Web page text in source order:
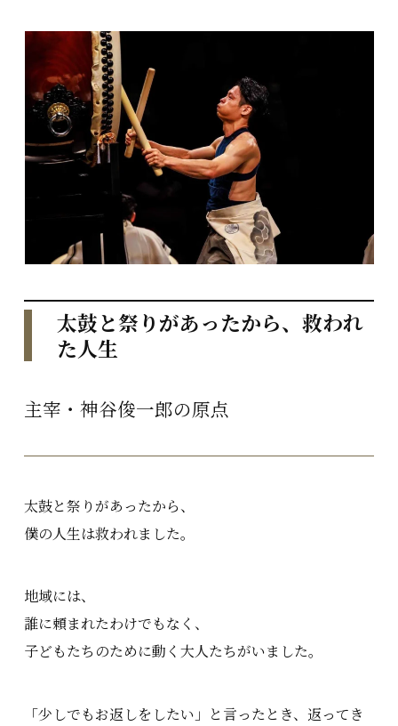
太鼓と祭りがあったから、救われ
た人生
主宰・神谷俊一郎の原点
太鼓と祭りがあったから、
僕の人生は救われました。
地域には、
誰に頼まれたわけでもなく、
子どもたちのために動く大人たちがいました。
「少しでもお返しをしたい」と言ったとき、返ってき